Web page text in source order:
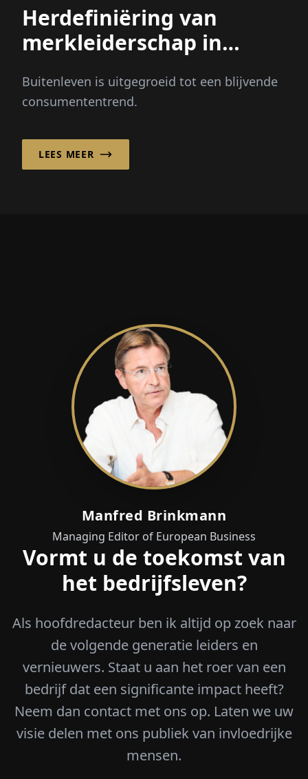
Herdefiniëring van
merkleiderschap in
Buitenleven is uitgegroeid tot een blijvende
consumententrend.
LEES MEER
Manfred Brinkmann
Managing Editor of European Business
Vormt u de toekomst van
het bedrijfsleven?
Als hoofdredacteur ben ik altijd op zoek naar
de volgende generatie leiders en
vernieuwers. Staat u aan het roer van een
bedrijf dat een significante impact heeft?
Neem dan contact met ons op. Laten we uw
visie delen met ons publiek van invloedrijke
mensen.